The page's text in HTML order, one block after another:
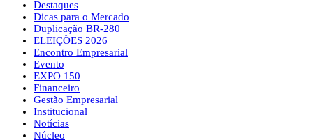
Destaques
Dicas para o Mercado
Duplicação BR-280
ELEIÇÕES 2026
Encontro Empresarial
Evento
EXPO 150
Financeiro
Gestão Empresarial
Institucional
Notícias
Núcleo